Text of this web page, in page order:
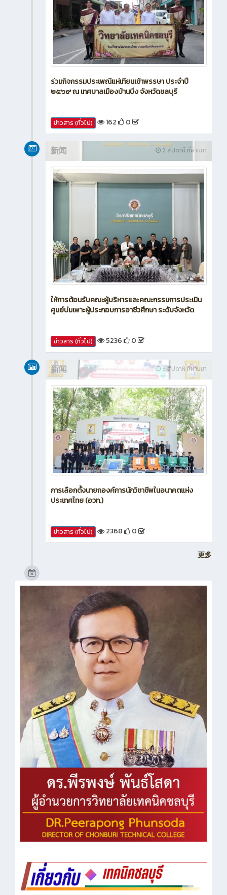
ร่วมกิจกรรมประเพณีแห่เทียนเข้าพรรษา ประจำปี
ข่าวสาร (ทั่วไป) 162 0
2 สัปดาห์ ที่ผ่านมา
新闻
ให้การต้อนรับคณะผู้บริหารและคณะกรรมการประเมิน
5236 0
3 สัปดาห์ ที่ผ่านมา
新闻
การเลือกตั้งนายกองค์การนักวิชาชีพในอนาคตแห่ง
2368 0